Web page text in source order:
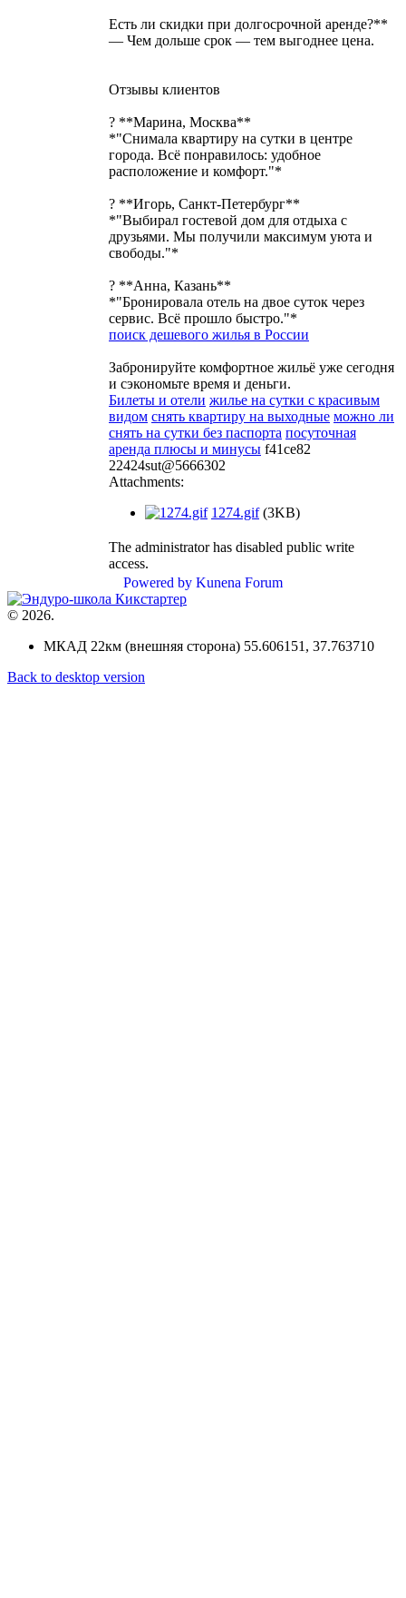
Есть ли скидки при долгосрочной аренде?**
— Чем дольше срок — тем выгоднее цена.
Отзывы клиентов
? **Марина, Москва**
*"Снимала квартиру на сутки в центре
города. Всё понравилось: удобное
расположение и комфорт."*
? **Игорь, Санкт-Петербург**
*"Выбирал гостевой дом для отдыха с
друзьями. Мы получили максимум уюта и
свободы."*
? **Анна, Казань**
*"Бронировала отель на двое суток через
сервис. Всё прошло быстро."*
поиск дешевого жилья в России
Забронируйте комфортное жильё уже сегодня
и сэкономьте время и деньги.
Билеты и отели жилье на сутки с красивым
видом снять квартиру на выходные можно ли
снять на сутки без паспорта посуточная
аренда плюсы и минусы f41ce82
22424sut@5666302
Attachments:
1274.gif(3KB)
The administrator has disabled public write
access.
Powered by Kunena Forum
© 2026.
МКАД 22км (внешняя сторона) 55.606151, 37.763710
Back to desktop version